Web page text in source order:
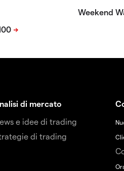
Weekend
di mercato
e idee di trading
di trading